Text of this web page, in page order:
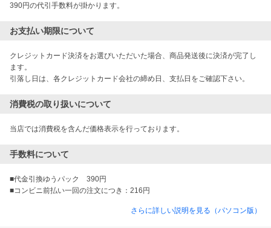
390円の代引手数料が掛かります。
お支払い期限について
クレジットカード決済をお選びいただいた場合、商品発送後に決済が完了し
ます。
引落し日は、各クレジットカード会社の締め日、支払日をご確認下さい。
消費税の取り扱いについて
当店では消費税を含んだ価格表示を行っております。
手数料について
■代金引換ゆうパック　390円
■コンビニ前払い一回の注文につき：216円
さらに詳しい説明を見る（パソコン版）